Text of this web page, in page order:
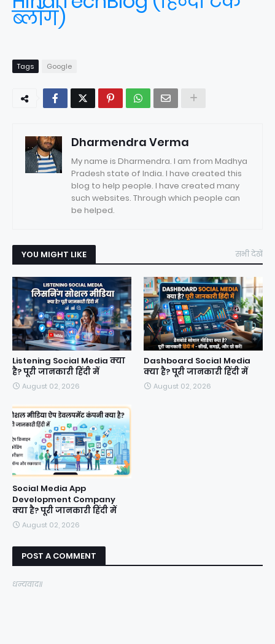
ब्लॉग)
Tags Google
Dharmendra Verma
My name is Dharmendra. I am from Madhya
Pradesh state of India. I have created this
blog to help people. I have created many
such websites. Through which people can
be helped.
YOU MIGHT LIKE सभी देखें
Listening Social Media क्या
है? पूरी जानकारी हिंदी में
August 02, 2026
Dashboard Social Media
क्या है? पूरी जानकारी हिंदी में
August 02, 2026
Social Media App
Development Company
क्या है? पूरी जानकारी हिंदी में
August 02, 2026
POST A COMMENT
धन्यवाद॥